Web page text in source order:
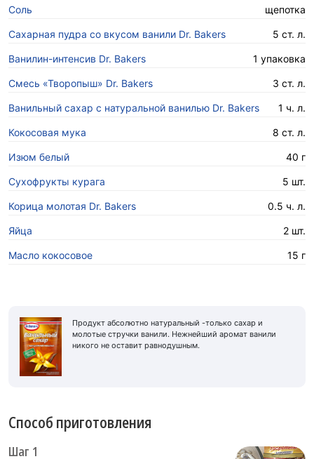
Соль щепотка
Сахарная пудра со вкусом ванили Dr. Bakers 5 ст. л.
Ванилин-интенсив Dr. Bakers 1 упаковка
Смесь «Творопыш» Dr. Bakers 3 ст. л.
Ванильный сахар с натуральной ванилью Dr. Bakers 1 ч. л.
Кокосовая мука 8 ст. л.
Изюм белый 40 г
Сухофрукты курага 5 шт.
Корица молотая Dr. Bakers 0.5 ч. л.
Яйца 2 шт.
Масло кокосовое 15 г
Продукт абсолютно натуральный -только сахар и
молотые стручки ванили. Нежнейший аромат ванили
никого не оставит равнодушным.
Способ приготовления
Шаг 1